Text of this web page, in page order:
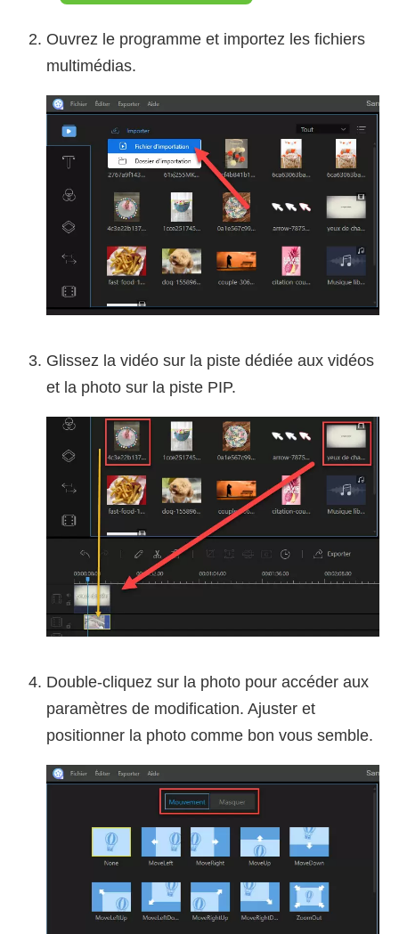
Ouvrez le programme et importez les fichiers
multimédias.
Glissez la vidéo sur la piste dédiée aux vidéos
et la photo sur la piste PIP.
Double-cliquez sur la photo pour accéder aux
paramètres de modification. Ajuster et
positionner la photo comme bon vous semble.